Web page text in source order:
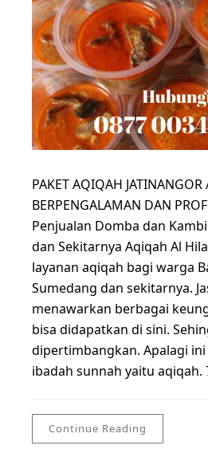
PAKET AQIQAH JATINANGOR
BERPENGALAMAN DAN
Penjualan Domba dan
dan Sekitarnya Aqiqah Al
layanan aqiqah bagi warga
Sumedang dan sekitarnya.
menawarkan berbagai
bisa didapatkan di sini.
dipertimbangkan. Apalagi
ibadah sunnah yaitu aqiqah.
Continue Reading